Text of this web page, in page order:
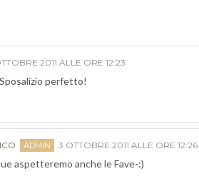
2011 ALLE ORE 12:23
perfetto!
3 OTTOBRE 2011 ALLE ORE 12:26
aspetteremo anche le Fave-:)